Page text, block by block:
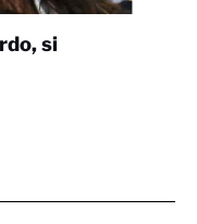
si